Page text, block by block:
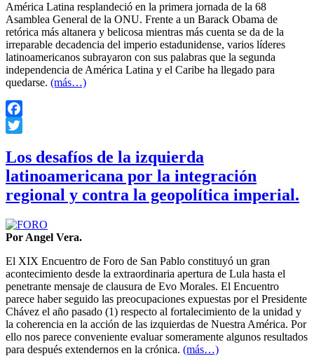
América Latina resplandeció en la primera jornada de la 68
Asamblea General de la ONU. Frente a un Barack Obama de
retórica más altanera y belicosa mientras más cuenta se da de la
irreparable decadencia del imperio estadunidense, varios líderes
latinoamericanos subrayaron con sus palabras que la segunda
independencia de América Latina y el Caribe ha llegado para
quedarse. (más…)
Facebook
Los desafíos de la izquierda
latinoamericana por la integración
regional y contra la geopolítica imperial.
Por Angel Vera.
El XIX Encuentro de Foro de San Pablo constituyó un gran
acontecimiento desde la extraordinaria apertura de Lula hasta el
penetrante mensaje de clausura de Evo Morales. El Encuentro
parece haber seguido las preocupaciones expuestas por el Presidente
Chávez el año pasado (1) respecto al fortalecimiento de la unidad y
la coherencia en la acción de las izquierdas de Nuestra América. Por
ello nos parece conveniente evaluar someramente algunos resultados
para después extendernos en la crónica. (más…)